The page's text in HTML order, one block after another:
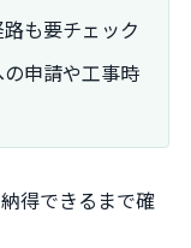
も要チェック
申請や工事時
得できるまで確